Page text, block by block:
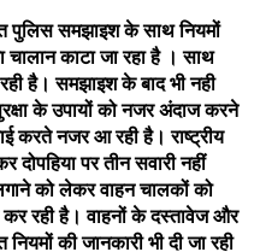
पुलिस समझाइश के साथ नियमों
चालान काटा जा रहा है । साथ
रही है। समझाइश के बाद भी नही
के उपायों को नजर अंदाज करने
करते नजर आ रही है। राष्ट्रीय
दोपहिया पर तीन सवारी नहीं
को लेकर वाहन चालकों को
रही है। वाहनों के दस्तावेज और
की जानकारी भी दी जा रही